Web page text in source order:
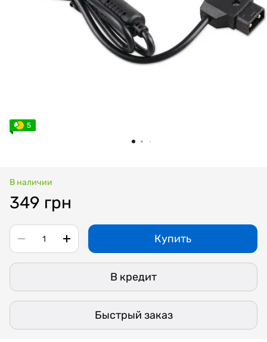
5
В наличии
349 грн
Купить
В кредит
Быстрый заказ